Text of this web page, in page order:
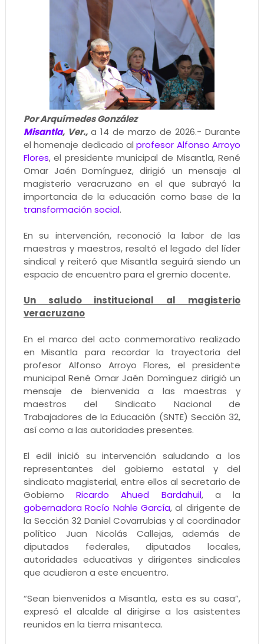
Por Arquímedes González
Misantla, Ver., a 14 de marzo de 2026.- Durante
el homenaje dedicado alprofesor Alfonso Arroyo
Flores, el presidente municipal de Misantla, René
Omar Jaén Domínguez, dirigió un mensaje al
magisterio veracruzano en el que subrayó la
importancia de la educación como base de la
transformación social.
En su intervención, reconoció la labor de las
maestras y maestros, resaltó el legado del líder
sindical y reiteró que Misantla seguirá siendo un
espacio de encuentro para el gremio docente.
Un saludo institucional al magisterio
veracruzano
En el marco del acto conmemorativo realizado
en Misantla para recordar la trayectoria del
profesor Alfonso Arroyo Flores, el presidente
municipal René Omar Jaén Domínguez dirigió un
mensaje de bienvenida a las maestras y
maestros del Sindicato Nacional de
Trabajadores de la Educación (SNTE) Sección 32,
así como a las autoridades presentes.
El edil inició su intervención saludando a los
representantes del gobierno estatal y del
sindicato magisterial, entre ellos al secretario de
GobiernoRicardo Ahued Bardahuil, a la
gobernadora Rocío Nahle García, al dirigente de
la Sección 32 Daniel Covarrubias y al coordinador
político Juan Nicolás Callejas, además de
diputados federales, diputados locales,
autoridades educativas y dirigentes sindicales
que acudieron a este encuentro.
“Sean bienvenidos a Misantla, esta es su casa”,
expresó el alcalde al dirigirse a los asistentes
reunidos en la tierra misanteca.